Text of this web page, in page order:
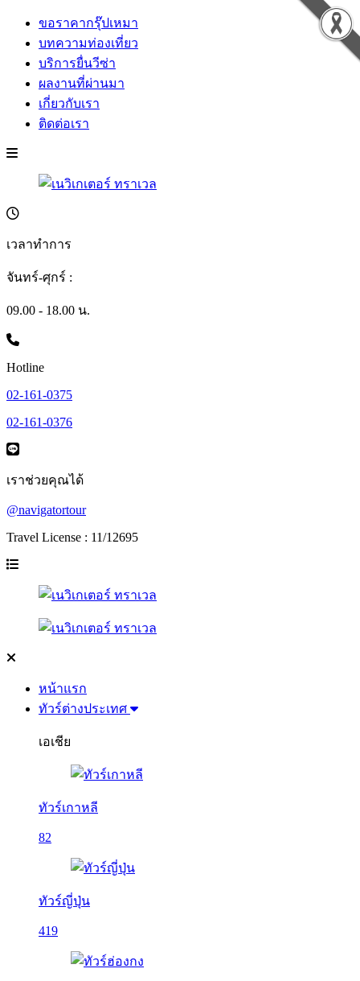
ขอราคากรุ๊ปเหมา
บทความท่องเที่ยว
บริการยื่นวีซ่า
ผลงานที่ผ่านมา
เกี่ยวกับเรา
ติดต่อเรา
เวลาทำการ
จันทร์-ศุกร์ :
09.00 - 18.00 น.
Hotline
02-161-0375
02-161-0376
เราช่วยคุณได้
@navigatortour
Travel License : 11/12695
หน้าแรก
ทัวร์ต่างประเทศ
เอเชีย
ทัวร์เกาหลี
82
ทัวร์ญี่ปุ่น
419